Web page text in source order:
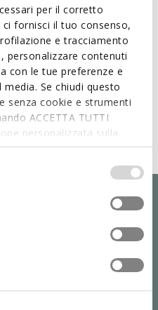
per il corretto
fornisci il tuo consenso,
e tracciamento
personalizzare contenuti
con le tue preferenze e
Se chiudi questo
senza cookie e strumenti
ACCETTA TUTTI
personalizzata sulla
Selezionando
scegliere quali cookies ed
autorizzare. Per maggiori
in qualsiasi momento le